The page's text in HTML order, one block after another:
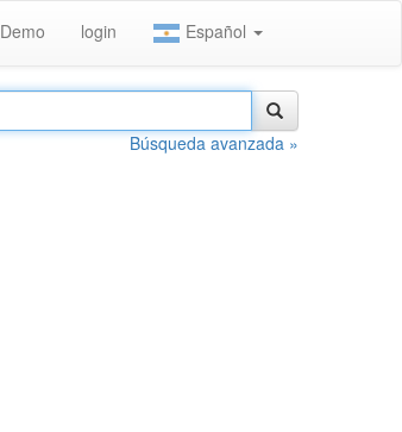
Demo login Español
Búsqueda avanzada »